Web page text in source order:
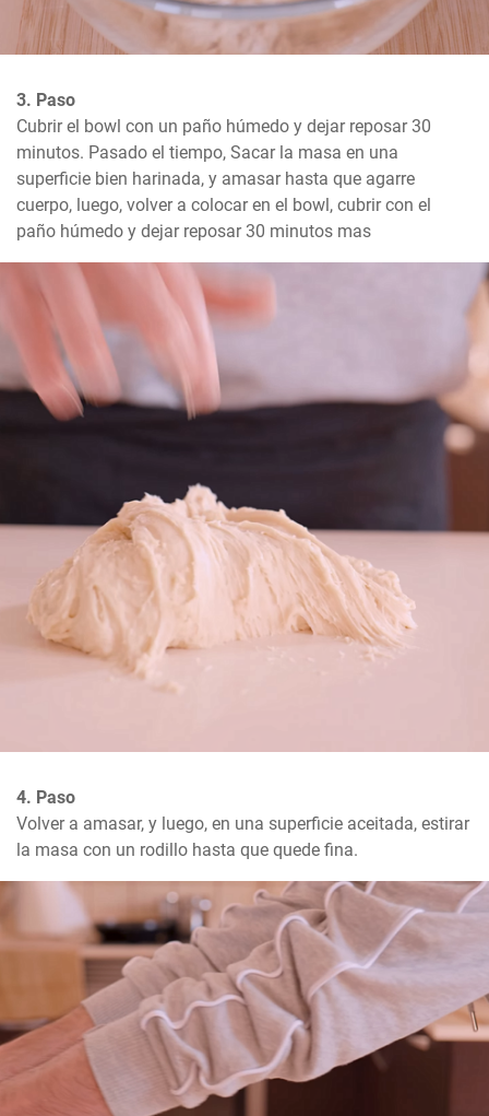
3. Paso
Cubrir el bowl con un paño húmedo y dejar reposar 30
minutos. Pasado el tiempo, Sacar la masa en una
superficie bien harinada, y amasar hasta que agarre
cuerpo, luego, volver a colocar en el bowl, cubrir con el
paño húmedo y dejar reposar 30 minutos mas
4. Paso
Volver a amasar, y luego, en una superficie aceitada, estirar
la masa con un rodillo hasta que quede fina.